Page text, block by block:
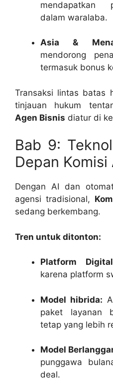
mendapatkan
dalam waralaba.
Asia &
mendorong
termasuk bonus
Transaksi lintas batas
tinjauan hukum
Agen Bisnis diatur di
Bab 9:
Depan Komisi
Dengan AI dan
agensi tradisional,
sedang berkembang.
Tren untuk ditonton:
Platform
karena platform
Model hibrida:
paket layanan
tetap yang lebih
Model
punggawa
deal.